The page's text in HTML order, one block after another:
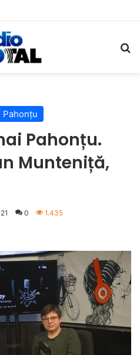
Pahonțu
Pahonțu.
Munteniță,
0 1.435